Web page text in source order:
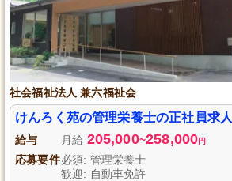
社会福祉法人 兼六福祉会
けんろく苑の管理栄養士の正社員求人
給与 月給 205,000~258,000円
応募要件必須: 管理栄養士
歓迎: 自動車免許